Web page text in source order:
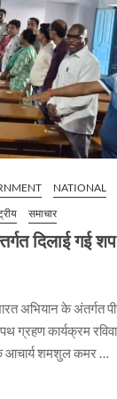
NATIONAL
समाचार
दिलाई गई
अभियान के अंतर्गत
ग्रहण कार्यक्रम
आचार्य शमशुल कमर …